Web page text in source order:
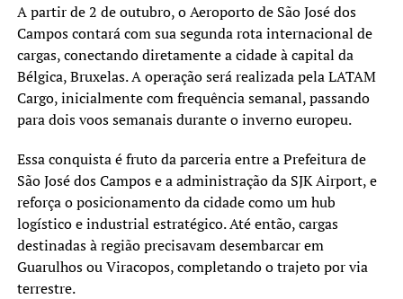
A partir de 2 de outubro, o Aeroporto de São José dos
Campos contará com sua segunda rota internacional de
cargas, conectando diretamente a cidade à capital da
Bélgica, Bruxelas. A operação será realizada pela LATAM
Cargo, inicialmente com frequência semanal, passando
para dois voos semanais durante o inverno europeu.
Essa conquista é fruto da parceria entre a Prefeitura de
São José dos Campos e a administração da SJK Airport, e
reforça o posicionamento da cidade como um hub
logístico e industrial estratégico. Até então, cargas
destinadas à região precisavam desembarcar em
Guarulhos ou Viracopos, completando o trajeto por via
terrestre.